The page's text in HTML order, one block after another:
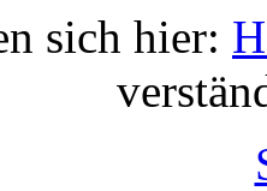
sich hier: